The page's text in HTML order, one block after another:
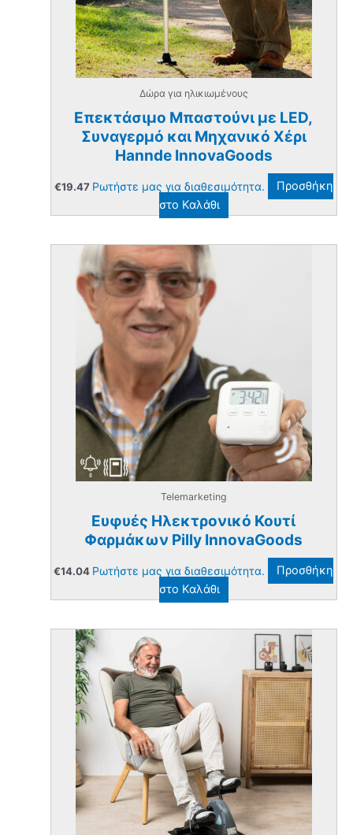
Δώρα για ηλικιωμένους
Επεκτάσιμο Μπαστούνι με LED,
Συναγερμό και Μηχανικό Χέρι
Hannde InnovaGoods
€19.47 Ρωτήστε μας για διαθεσιμότητα.
Προσθήκη
στο Καλάθι
Telemarketing
Ευφυές Ηλεκτρονικό Κουτί
Φαρμάκων Pilly InnovaGoods
€14.04 Ρωτήστε μας για διαθεσιμότητα.
Προσθήκη
στο Καλάθι